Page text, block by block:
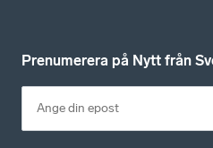
Prenumerera på Nytt från